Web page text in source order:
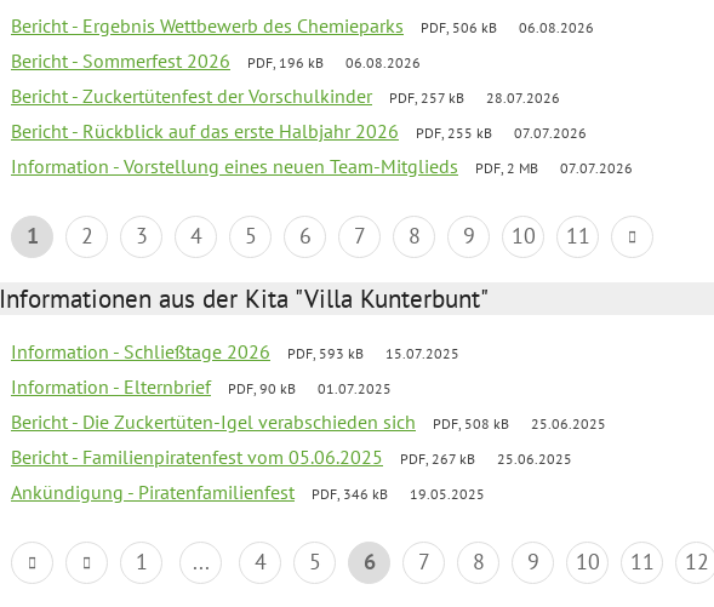
Bericht - Ergebnis Wettbewerb des Chemieparks PDF, 506 kB 06.08.2026
Bericht - Sommerfest 2026 PDF, 196 kB 06.08.2026
Bericht - Zuckertütenfest der Vorschulkinder PDF, 257 kB 28.07.2026
Bericht - Rückblick auf das erste Halbjahr 2026 PDF, 255 kB 07.07.2026
Information - Vorstellung eines neuen Team-Mitglieds PDF, 2 MB 07.07.2026
1 2 3 4 5 6 7 8 9 10 11
Informationen aus der Kita "Villa Kunterbunt"
Information - Schließtage 2026 PDF, 593 kB 15.07.2025
Information - Elternbrief PDF, 90 kB 01.07.2025
Bericht - Die Zuckertüten-Igel verabschieden sich PDF, 508 kB 25.06.2025
Bericht - Familienpiratenfest vom 05.06.2025 PDF, 267 kB 25.06.2025
Ankündigung - Piratenfamilienfest PDF, 346 kB 19.05.2025
1 ... 4 5 6 7 8 9 10 11 12